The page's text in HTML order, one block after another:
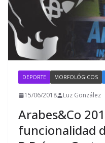
DEPORTE MORFOLÓGICOS
15/06/2018 Luz González
Arabes&Co
funcionalidad